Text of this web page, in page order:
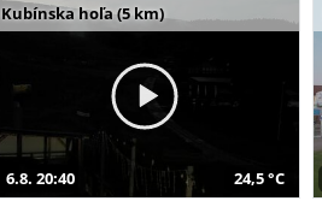
Kubínska hoľa (5 km)
6.8. 20:40 24,5 °C